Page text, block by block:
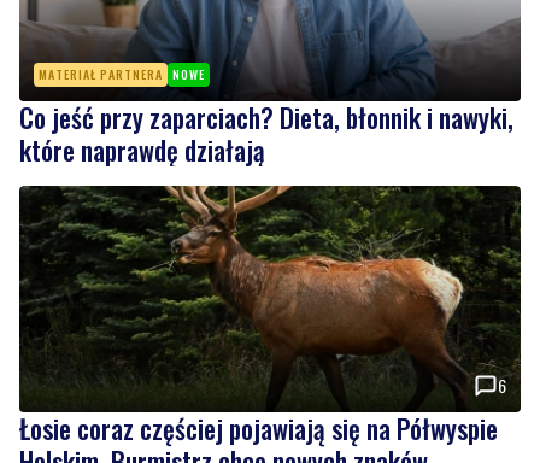
Co jeść przy zaparciach? Dieta, błonnik i nawyki,
które naprawdę działają
6
Łosie coraz częściej pojawiają się na Półwyspie
Helskim. Burmistrz chce nowych znaków
drogowych
Wiadomości